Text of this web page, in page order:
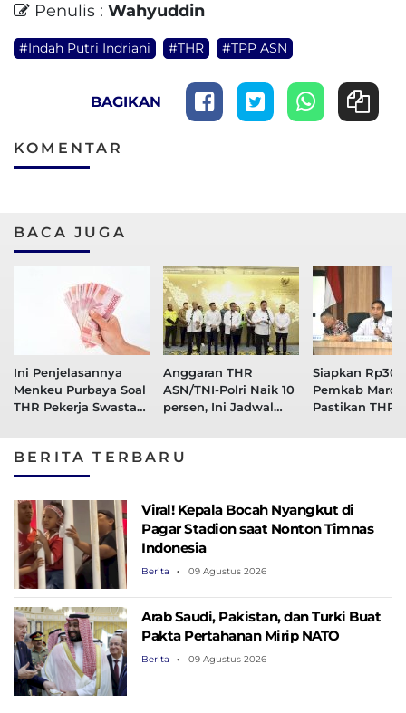
Penulis : Wahyuddin
#Indah Putri Indriani #THR #TPP ASN
BAGIKAN
KOMENTAR
BACA JUGA
Ini Penjelasannya
Menkeu Purbaya Soal
THR Pekerja Swasta
Anggaran THR
ASN/TNI-Polri Naik 10
persen, Ini Jadwal
Siapkan Rp30
Pemkab Maros
Pastikan THR
BERITA TERBARU
Viral! Kepala Bocah Nyangkut di
Pagar Stadion saat Nonton Timnas
Indonesia
Berita 09 Agustus 2026
Arab Saudi, Pakistan, dan Turki Buat
Pakta Pertahanan Mirip NATO
Berita 09 Agustus 2026